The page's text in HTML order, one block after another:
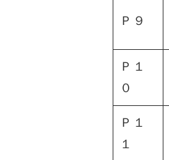
Ｐ９
Ｐ１
０
Ｐ１
１